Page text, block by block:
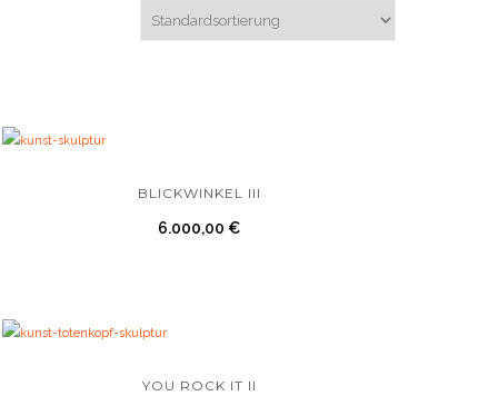
BLICKWINKEL III
6.000,00 €
YOU ROCK IT II